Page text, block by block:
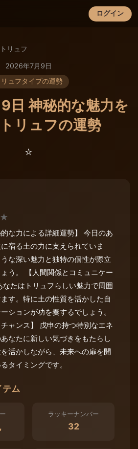
ログイン
×
トリュフ
2026年7月9日
リュフタイプの運勢
日 神秘的な魅力を
リュフの運勢
⭐️
★
的な力による詳細運勢】 今日のあ
宿る土の力に支えられていま
な深い魅力と独特の個性が際立
う。 【人間関係とコミュニケー
なたはトリュフらしい魅力で周囲
す。特に土の性質を活かした自
ションが功を奏するでしょう。
チャンス】 戊申の持つ特別なエネ
なたに新しい気づきをもたらし
活かしながら、未来への扉を開
タイミングです。
テム
ラッキーナンバー
32